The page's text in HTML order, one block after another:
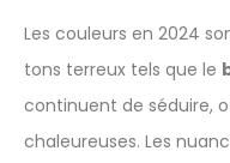
Les couleurs en 2024
tons terreux tels que le
continuent de séduire,
chaleureuses. Les